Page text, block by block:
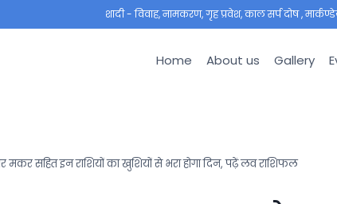
शादी - विवाह, नामकरण, गृह प्रवेश, काल सर्प दोष ,
Home About us Gallery
सहित इन राशियों का खुशियों से भरा होगा दिन, पढ़ें लव राशिफल